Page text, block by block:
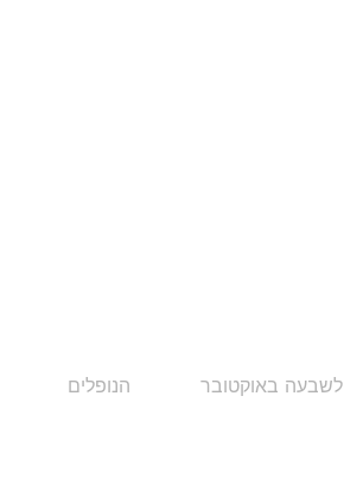
לשבעה באוקטובר הנופלים